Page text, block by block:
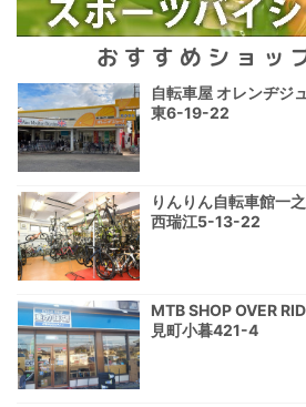
おすすめショッ
自転車屋 オレンヂジ
東6-19-22
りんりん自転車館一
西瑞江5-13-22
MTB SHOP OVER
見町小暮421-4